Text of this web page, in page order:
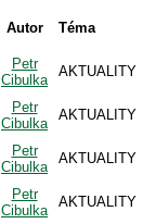
Autor Téma
Petr
Cibulka
AKTUALITY
Petr
Cibulka
AKTUALITY
Petr
Cibulka
AKTUALITY
Petr
Cibulka
AKTUALITY